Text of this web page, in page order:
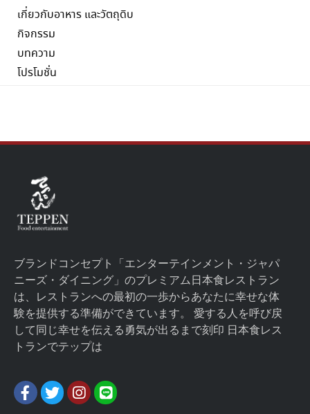
เกี่ยวกับอาหาร และวัตถุดิบ
กิจกรรม
บทความ
โปรโมชั่น
ブランドコンセプト「エンターテインメント・ジャパ
ニーズ・ダイニング」のプレミアム日本食レストラン
は、レストランへの最初の一歩からあなたに幸せな体
験を提供する準備ができています。 愛する人を呼び戻
して同じ幸せを伝える勇気が出るまで刻印 日本食レス
トランでテップは